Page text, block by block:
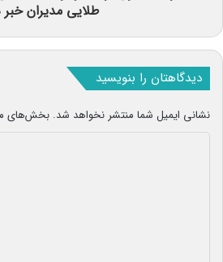
طلایی مدیران خبر
دیدگاهتان را بنویسید
نشانی ایمیل شما منتشر نخواهد شد. بخش‌های